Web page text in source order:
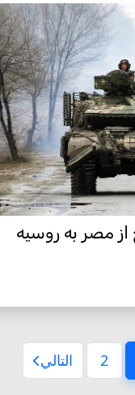
مصر به روسیه
الحالية) 2 التالي